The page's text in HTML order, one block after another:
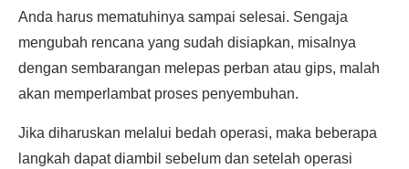
Anda harus mematuhinya sampai selesai. Sengaja
mengubah rencana yang sudah disiapkan, misalnya
dengan sembarangan melepas perban atau gips, malah
akan memperlambat proses penyembuhan.
Jika diharuskan melalui bedah operasi, maka beberapa
langkah dapat diambil sebelum dan setelah operasi